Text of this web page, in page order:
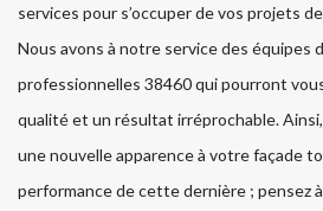
services pour s’occuper de vos projets
Nous avons à notre service des équipes
professionnelles 38460 qui pourront
qualité et un résultat irréprochable.
une nouvelle apparence à votre façade
performance de cette dernière ; pensez